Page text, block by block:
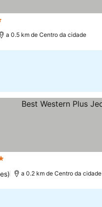
a 0.5 km de Centro da cidade
a 0.2 km de Centro da cidade